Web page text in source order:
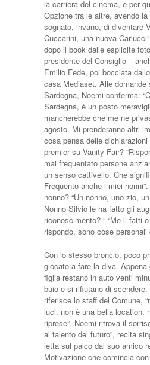
la carriera del cinema, e per
Opzione tra le altre, avendo
sognato, invano, di diventare
Cuccarini, una nuova
dopo il book dalle esplicite
presidente del Consiglio –
Emilio Fede, poi bocciata
casa Mediaset. Alle
Sardegna, Noemi conferma:
Sardegna, è un posto
mancherebbe che me ne
agosto. Mi prenderanno altri
cosa pensa delle
premier su Vanity Fair?
mai frequentato persone
un senso cattivello. Che
Frequento anche i miei
nonno? “Un nonno, uno zio,
Nonno Silvio le ha fatto gli
riconoscimento? ” “Me li fatti
rispondo, sono cose personali
Con lo stesso broncio, poco
giocato a fare la diva.
figlia restano in auto venti
buio e si rifiutano di
riferisce lo staff del Comune,
luci, non è una bella location,
riprese”. Noemi ritrova il
al talento del futuro”, recita
letta sul palco dal suo amico
Motivazione che comincia con